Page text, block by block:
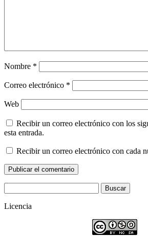
Nombre *
Correo electrónico *
Web
Recibir un correo electrónico con los
esta entrada.
Recibir un correo electrónico con cada
Licencia